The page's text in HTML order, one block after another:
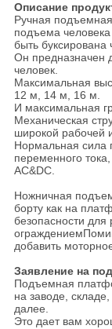
Описание
Ручная
подъема
быть буксирована
Он предназначен
человек.
Максимальная
12 м, 14 м, 16 м.
И максимальная
Механическая
широкой рабочей
Нормальная сила
переменного
AC&DC.
Ножничная
борту как на
безопасности
добавить
Заявление на
Подъемная
на заводе,
далее.
Это дает вам